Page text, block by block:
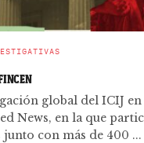
global del ICIJ en
News, en la que
con más de 400 ...